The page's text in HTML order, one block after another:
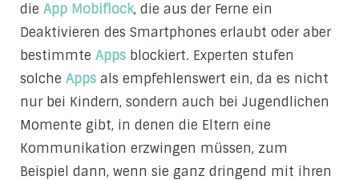
die App Mobiflock, die aus der Ferne ein
Deaktivieren des Smartphones erlaubt oder aber
bestimmte Apps blockiert. Experten stufen
solche Apps als empfehlenswert ein, da es nicht
nur bei Kindern, sondern auch bei Jugendlichen
Momente gibt, in denen die Eltern eine
Kommunikation erzwingen müssen, zum
Beispiel dann, wenn sie ganz dringend mit ihren